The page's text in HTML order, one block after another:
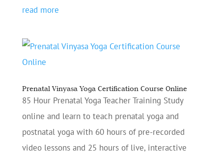
read more
Prenatal Vinyasa Yoga Certification Course Online
85 Hour Prenatal Yoga Teacher Training Study
online and learn to teach prenatal yoga and
postnatal yoga with 60 hours of pre-recorded
video lessons and 25 hours of live, interactive